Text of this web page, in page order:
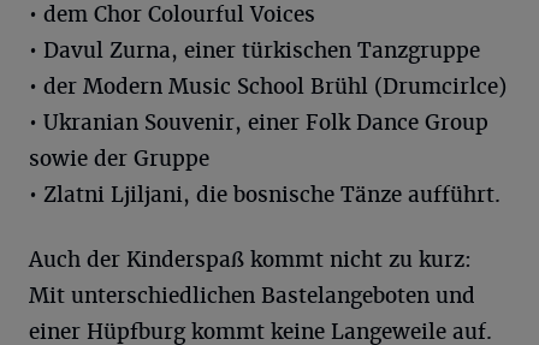
• dem Chor Colourful Voices
• Davul Zurna, einer türkischen Tanzgruppe
• der Modern Music School Brühl (Drumcirlce)
• Ukranian Souvenir, einer Folk Dance Group
sowie der Gruppe
• Zlatni Ljiljani, die bosnische Tänze aufführt.
Auch der Kinderspaß kommt nicht zu kurz:
Mit unterschiedlichen Bastelangeboten und
einer Hüpfburg kommt keine Langeweile auf.